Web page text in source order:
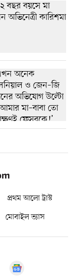
প্রথম আলো ট্রাস্ট
মোবাইল ভ্যাস